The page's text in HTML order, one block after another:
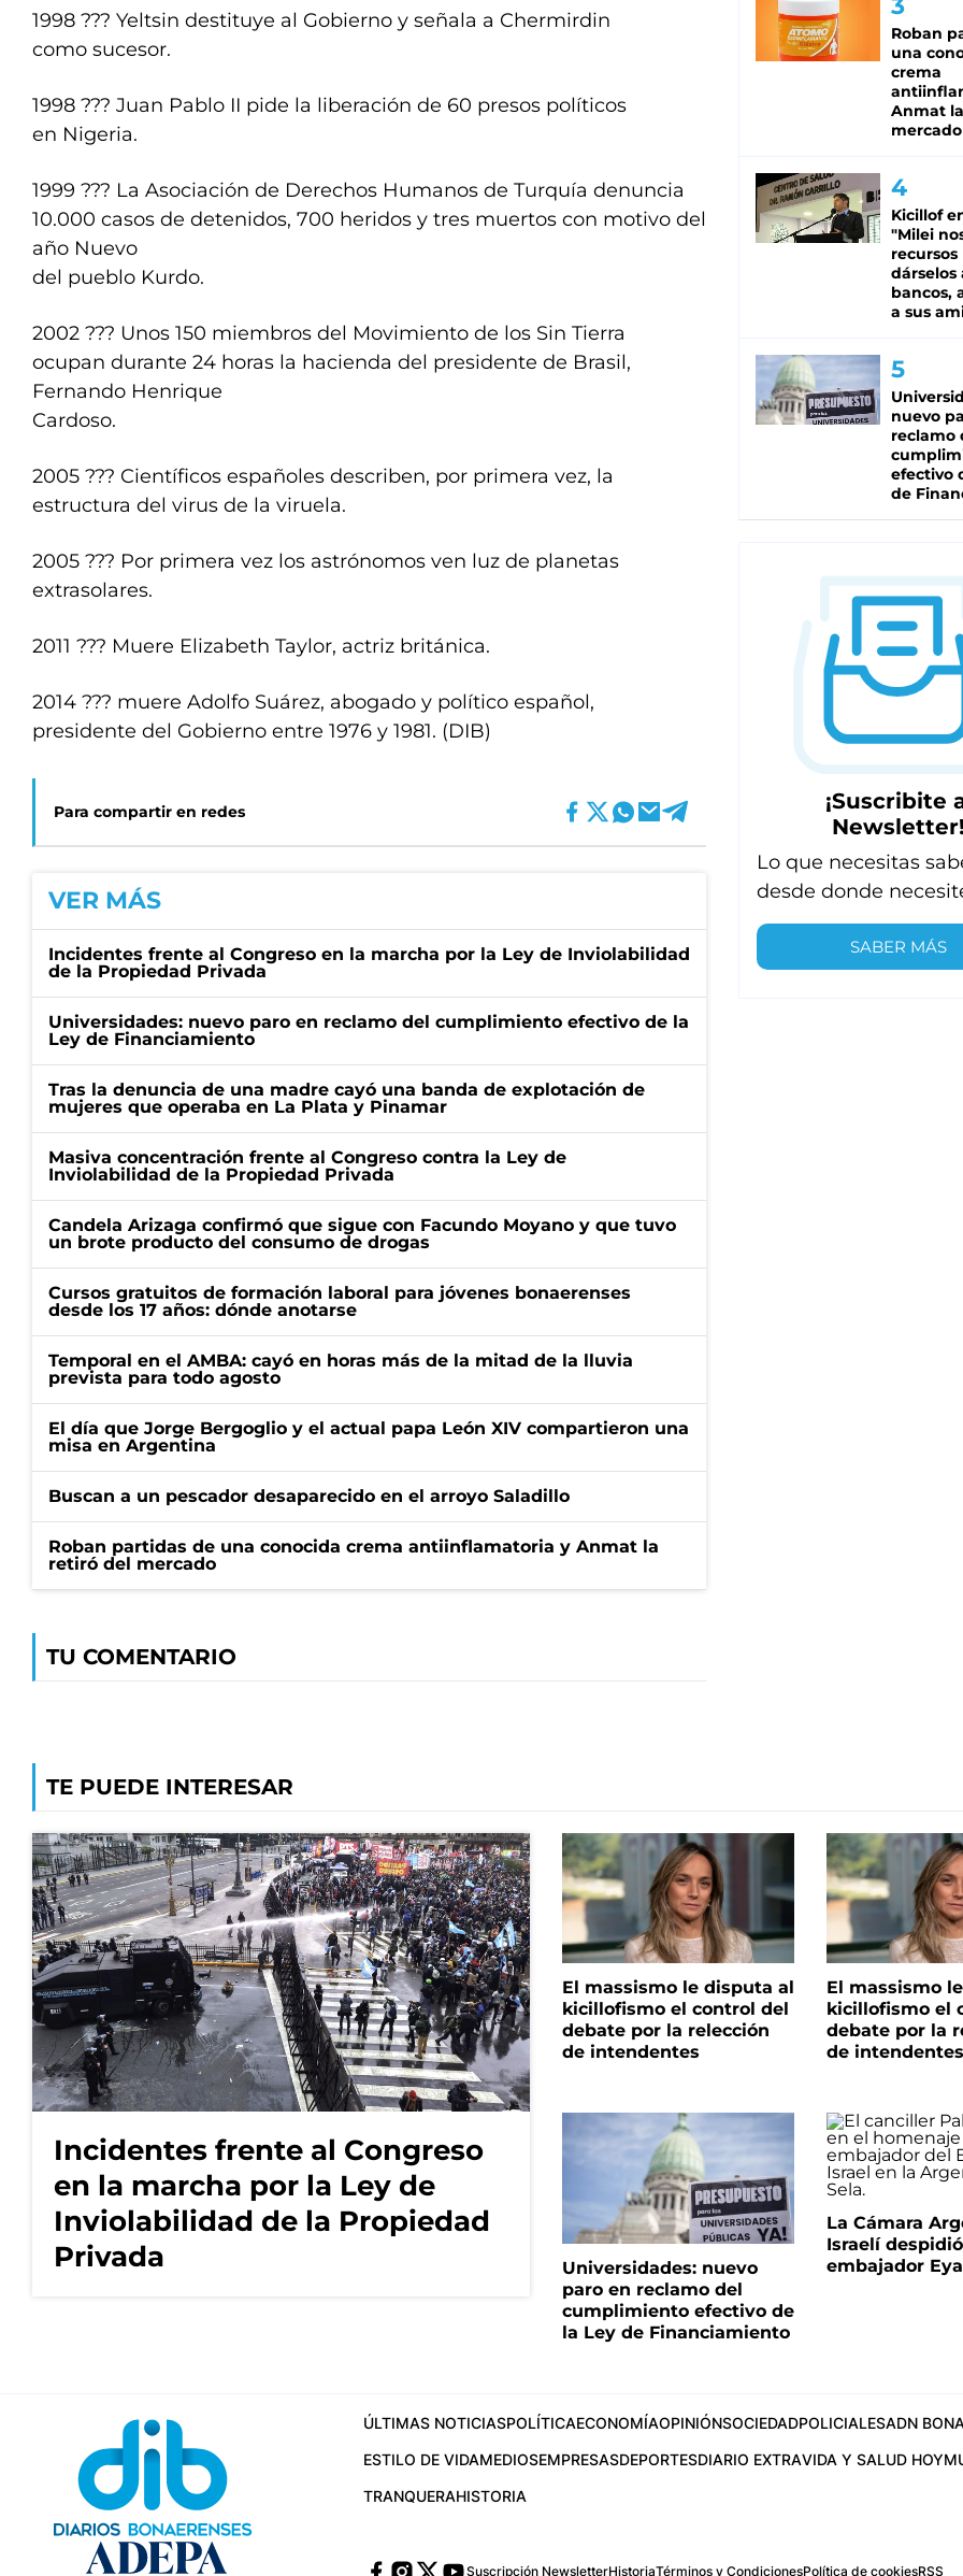
1998 ??? Yeltsin destituye al Gobierno y señala a Chermirdin
como sucesor.
1998 ??? Juan Pablo II pide la liberación de 60 presos políticos
en Nigeria.
1999 ??? La Asociación de Derechos Humanos de Turquía denuncia
10.000 casos de detenidos, 700 heridos y tres muertos con motivo del
año Nuevo
del pueblo Kurdo.
2002 ??? Unos 150 miembros del Movimiento de los Sin Tierra
ocupan durante 24 horas la hacienda del presidente de Brasil,
Fernando Henrique
Cardoso.
2005 ??? Científicos españoles describen, por primera vez, la
estructura del virus de la viruela.
2005 ??? Por primera vez los astrónomos ven luz de planetas
extrasolares.
2011 ??? Muere Elizabeth Taylor, actriz británica.
2014 ??? muere Adolfo Suárez, abogado y político español,
presidente del Gobierno entre 1976 y 1981. (DIB)
Para compartir en redes
VER MÁS
Incidentes frente al Congreso en la marcha por la Ley de Inviolabilidad
de la Propiedad Privada
Universidades: nuevo paro en reclamo del cumplimiento efectivo de la
Ley de Financiamiento
Tras la denuncia de una madre cayó una banda de explotación de
mujeres que operaba en La Plata y Pinamar
Masiva concentración frente al Congreso contra la Ley de
Inviolabilidad de la Propiedad Privada
Candela Arizaga confirmó que sigue con Facundo Moyano y que tuvo
un brote producto del consumo de drogas
Cursos gratuitos de formación laboral para jóvenes bonaerenses
desde los 17 años: dónde anotarse
Temporal en el AMBA: cayó en horas más de la mitad de la lluvia
prevista para todo agosto
El día que Jorge Bergoglio y el actual papa León XIV compartieron una
misa en Argentina
Buscan a un pescador desaparecido en el arroyo Saladillo
Roban partidas de una conocida crema antiinflamatoria y Anmat la
retiró del mercado
TU COMENTARIO
Roban
una
crema
Anmat
mercado
Kicillof
"Milei
recursos
dárselos
bancos,
a sus
nuevo
reclamo
efectivo
de
¡Suscribite
Newsletter!
Lo que necesitas
desde donde
SABER MÁS
TE PUEDE INTERESAR
Incidentes frente al Congreso
en la marcha por la Ley de
Inviolabilidad de la Propiedad
Privada
El massismo le disputa al
kicillofismo el control del
debate por la relección
de intendentes
El massismo
kicillofismo el
debate por la
de intendentes
Universidades: nuevo
paro en reclamo del
cumplimiento efectivo de
la Ley de Financiamiento
La Cámara
Israelí
embajador
ÚLTIMAS NOTICIASPOLÍTICAECONOMÍAOPINIÓNSOCIEDADPOLICIALESADN
ESTILO DE VIDAMEDIOSEMPRESASDEPORTESDIARIO EXTRAVIDA Y SALUD HOY
TRANQUERAHISTORIA
Suscripción NewsletterHistoriaTérminos y CondicionesPolítica de cookiesRSS